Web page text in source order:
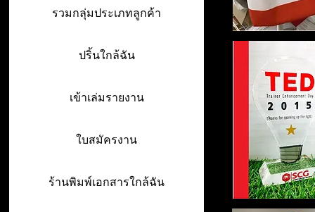
รวมกลุ่มประเภทลูกค้า
ปริ้นใกล้ฉัน
เข้าเล่มรายงาน
ใบสมัครงาน
ร้านพิมพ์เอกสารใกล้ฉัน